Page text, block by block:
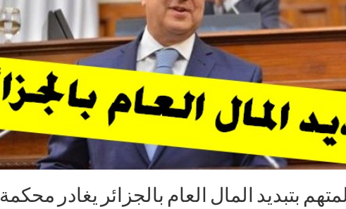
بتبديد المال العام بالجزائر يغادر محكمة